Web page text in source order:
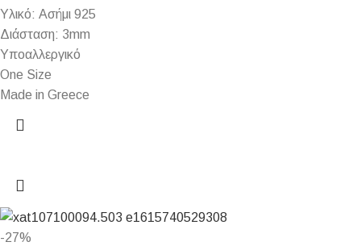
Υλικό: Ασήμι 925
Διάσταση: 3mm
Υποαλλεργικό
One Size
Made in Greece
-27%